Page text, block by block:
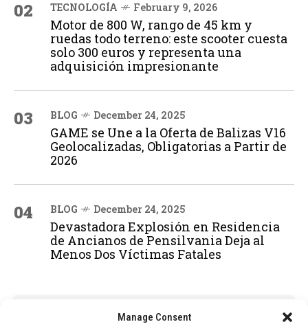
Manage Consent
02 TECNOLOGÍA February 9, 2026
Motor de 800 W, rango de 45 km y
ruedas todo terreno: este scooter cuesta
solo 300 euros y representa una
adquisición impresionante
03 BLOG December 24, 2025
GAME se Une a la Oferta de Balizas V16
Geolocalizadas, Obligatorias a Partir de
2026
04 BLOG December 24, 2025
Devastadora Explosión en Residencia
de Ancianos de Pensilvania Deja al
Menos Dos Víctimas Fatales